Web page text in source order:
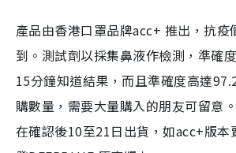
產品由香港口罩品牌acc+ 推出，抗疫
到。測試劑以採集鼻液作檢測，準確
15分鐘知道結果，而且準確度高達
購數量，需要大量購入的朋友可留意
在確認後10至21日出貨，如acc+版本